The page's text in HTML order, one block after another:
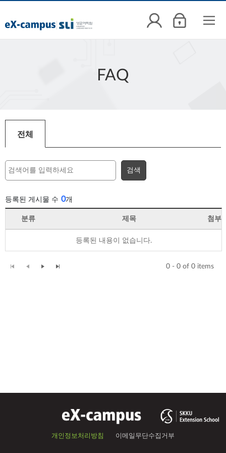
FAQ
전체
검색
등록된 게시물 수 0개
분류 제목 첨부
등록된 내용이 없습니다.
0 - 0 of 0 items
개인정보처리방침 이메일무단수집거부